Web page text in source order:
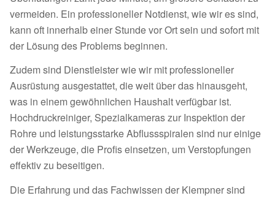
vermeiden. Ein professioneller Notdienst, wie wir es sind,
kann oft innerhalb einer Stunde vor Ort sein und sofort mit
der Lösung des Problems beginnen.
Zudem sind Dienstleister wie wir mit professioneller
Ausrüstung ausgestattet, die weit über das hinausgeht,
was in einem gewöhnlichen Haushalt verfügbar ist.
Hochdruckreiniger, Spezialkameras zur Inspektion der
Rohre und leistungsstarke Abflussspiralen sind nur einige
der Werkzeuge, die Profis einsetzen, um Verstopfungen
effektiv zu beseitigen.
Die Erfahrung und das Fachwissen der Klempner sind